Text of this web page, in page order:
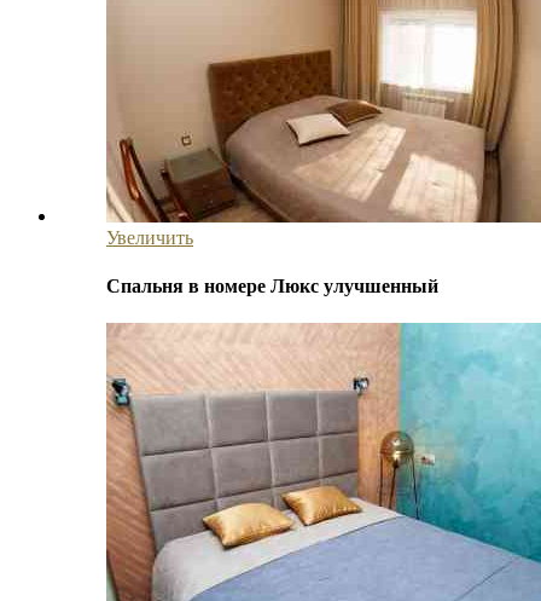
Увеличить
Спальня в номере Люкс улучшенный